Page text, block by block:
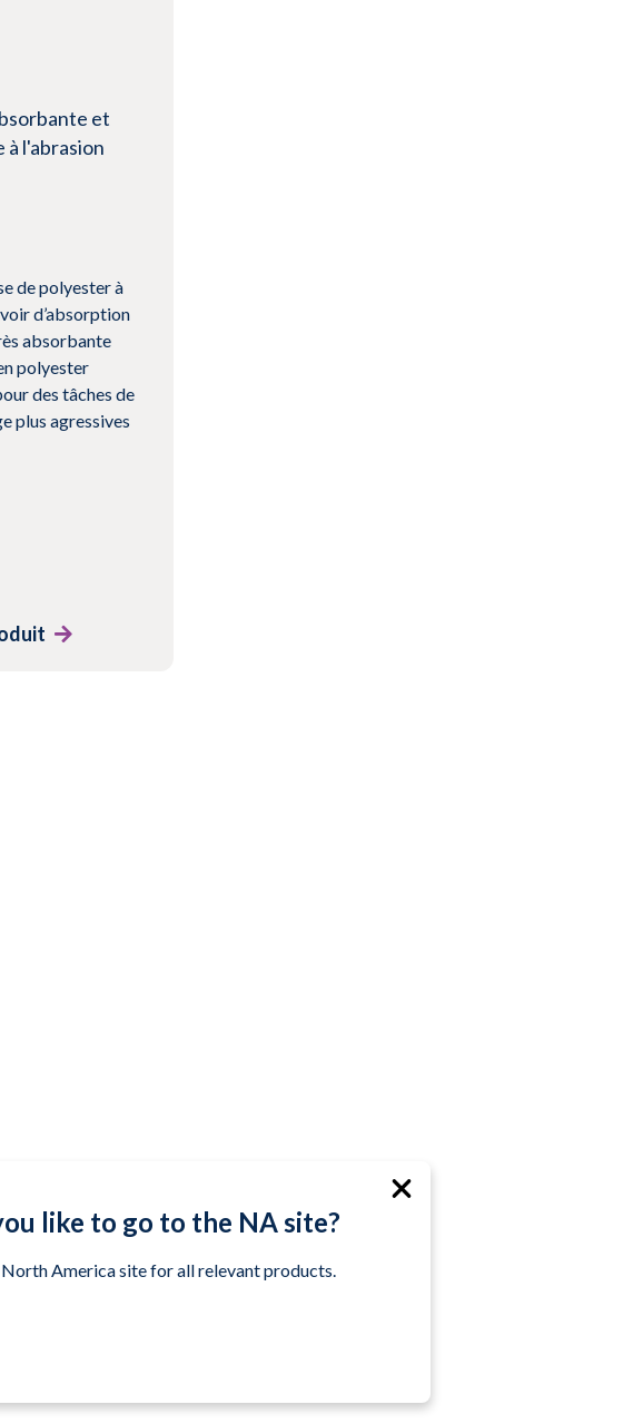
like to go to the NA site?
America site for all relevant products.
et
à l'abrasion
de polyester à
d’absorption
absorbante
polyester
des tâches de
plus agressives